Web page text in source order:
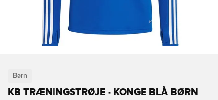
Børn
KB TRÆNINGSTRØJE - KONGE BLÅ BØRN